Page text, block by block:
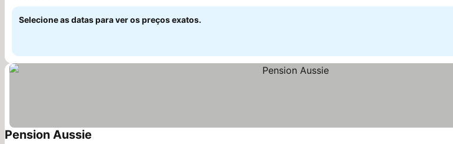
Selecione as datas para ver os preços exatos.
Pension Aussie